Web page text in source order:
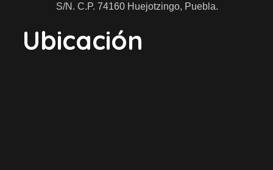
S/N. C.P. 74160 Huejotzingo, Puebla.
Ubicación